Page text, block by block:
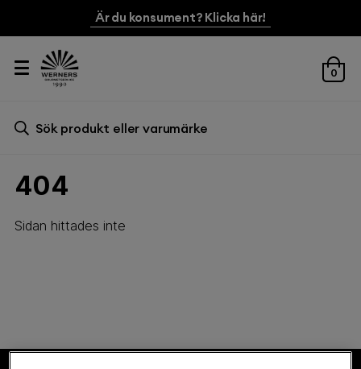
Är du konsument? Klicka här!
0
Sök
404
Sidan hittades inte